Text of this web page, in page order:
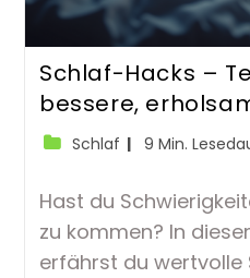
Schlaf-Hacks –
bessere,
Beitrags-
Schlaf Lesedauer:
9 Min.
Hast du
zu kommen? In
erfährst du wertvolle